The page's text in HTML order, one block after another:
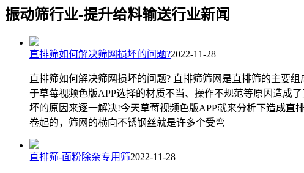
振动筛行业-提升给料输送行业新闻
直排筛如何解决筛网损坏的问题?2022-11-28
直排筛如何解决筛网损坏的问题? 直排筛筛网是直排筛的主要
于草莓视频色版APP选择的材质不当、操作不规范等原因造成
坏的原因来逐一解决!今天草莓视频色版APP就来分析下造成直
卷起的，筛网的横向不锈钢丝就是许多个受弯
直排筛-面粉除杂专用筛2022-11-28